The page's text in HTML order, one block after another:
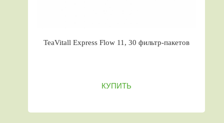
TeaVitall Express Flow 11, 30 фильтр-пакетов
КУПИТЬ